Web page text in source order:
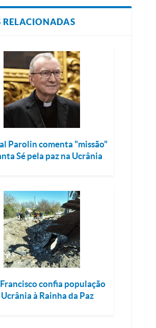
RELACIONADAS
Parolin comenta "missão"
Sé pela paz na Ucrânia
Francisco confia população
à Rainha da Paz